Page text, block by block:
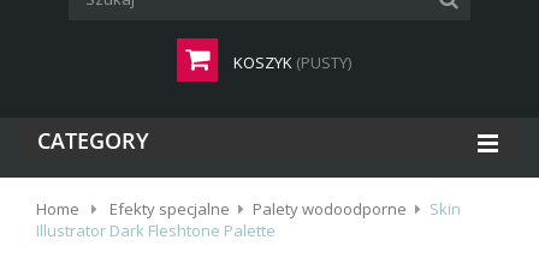
KOSZYK (PUSTY)
CATEGORY
Home Efekty specjalne Palety wodoodporne
Skin
Illustrator Dark Fleshtone Palette